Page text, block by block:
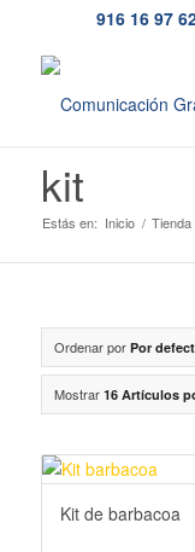
916 16 97
kit
Estás en: Inicio / Tienda
Ordenar por Por
Mostrar 16 Artículos
Kit de barbacoa